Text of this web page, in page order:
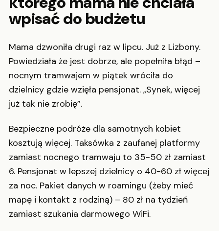
wpisać do budżetu
Mama dzwoniła drugi raz w lipcu. Już z Lizbony.
Powiedziała że jest dobrze, ale popełniła błąd –
nocnym tramwajem w piątek wróciła do
dzielnicy gdzie wzięła pensjonat. „Synek, więcej
już tak nie zrobię”.
Bezpieczne podróże dla samotnych kobiet
kosztują więcej. Taksówka z zaufanej platformy
zamiast nocnego tramwaju to 35-50 zł zamiast
6. Pensjonat w lepszej dzielnicy o 40-60 zł więcej
za noc. Pakiet danych w roamingu (żeby mieć
mapę i kontakt z rodziną) – 80 zł na tydzień
zamiast szukania darmowego WiFi.